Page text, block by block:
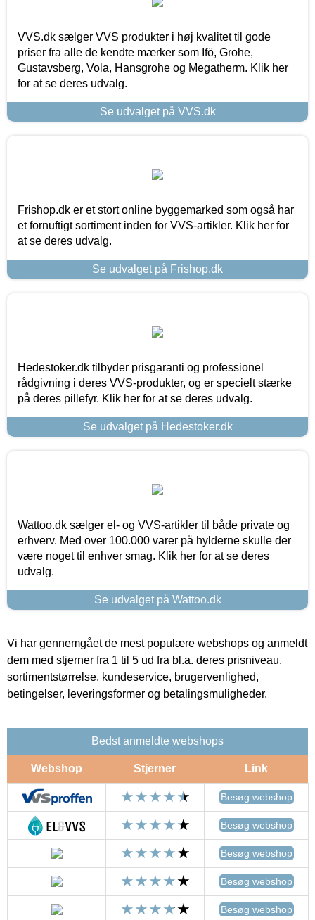
VVS.dk sælger VVS produkter i høj kvalitet til gode
priser fra alle de kendte mærker som Ifö, Grohe,
Gustavsberg, Vola, Hansgrohe og Megatherm. Klik her
for at se deres udvalg.
Se udvalget på VVS.dk
Frishop.dk er et stort online byggemarked som også har
et fornuftigt sortiment inden for VVS-artikler. Klik her for
at se deres udvalg.
Se udvalget på Frishop.dk
Hedestoker.dk tilbyder prisgaranti og professionel
rådgivning i deres VVS-produkter, og er specielt stærke
på deres pillefyr. Klik her for at se deres udvalg.
Se udvalget på Hedestoker.dk
Wattoo.dk sælger el- og VVS-artikler til både private og
erhverv. Med over 100.000 varer på hylderne skulle der
være noget til enhver smag. Klik her for at se deres
udvalg.
Se udvalget på Wattoo.dk
Vi har gennemgået de mest populære webshops og anmeldt
dem med stjerner fra 1 til 5 ud fra bl.a. deres prisniveau,
sortimentstørrelse, kundeservice, brugervenlighed,
betingelser, leveringsformer og betalingsmuligheder.
Bedst anmeldte webshops
Webshop Stjerner Link
Besøg webshop
Besøg webshop
Besøg webshop
Besøg webshop
Besøg webshop